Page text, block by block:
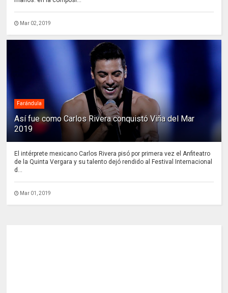
Mar 02, 2019
Farándula
Así fue como Carlos Rivera conquistó Viña del Mar
2019
El intérprete mexicano Carlos Rivera pisó por primera vez el Anfiteatro
de la Quinta Vergara y su talento dejó rendido al Festival Internacional
d...
Mar 01, 2019